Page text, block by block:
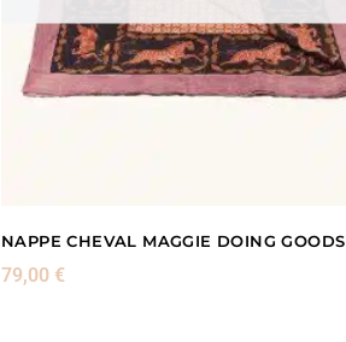
NAPPE CHEVAL MAGGIE DOING GOODS
79,00 €